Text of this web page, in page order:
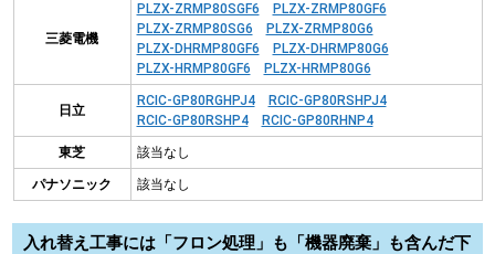
三菱電機
PLZX-ZRMP80SGF6
PLZX-ZRMP80GF6
PLZX-ZRMP80SG6
PLZX-ZRMP80G6
PLZX-DHRMP80GF6
PLZX-DHRMP80G6
PLZX-HRMP80GF6
PLZX-HRMP80G6
日立
RCIC-GP80RGHPJ4
RCIC-GP80RSHPJ4
RCIC-GP80RSHP4
RCIC-GP80RHNP4
東芝 該当なし
パナソニック 該当なし
入れ替え工事には「フロン処理」も「機器廃棄」も含んだ下